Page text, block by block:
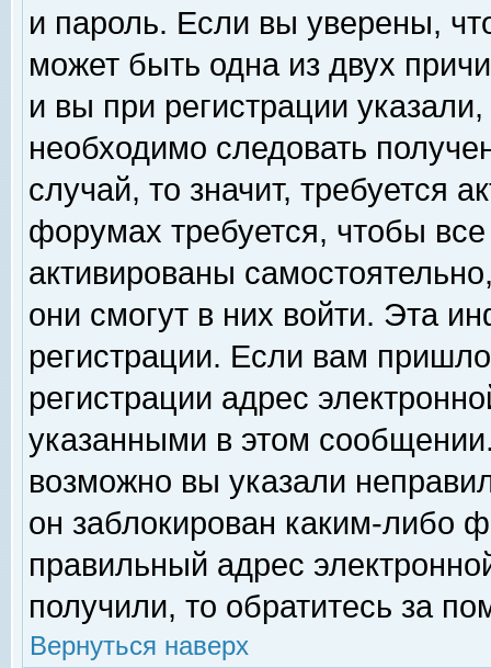
и пароль. Если вы уверены,
может быть одна из двух
и вы при регистрации
необходимо следовать
случай, то значит, требуется
форумах требуется, чтобы
активированы
они смогут в них войти. Эта
регистрации. Если вам
регистрации адрес
указанными в этом
возможно вы указали
он заблокирован каким-либо
правильный адрес
получили, то обратитесь за
Вернуться наверх